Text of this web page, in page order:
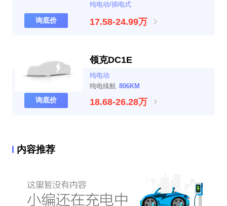
纯电动/插电式
17.58-24.99万
询底价
领克DC1E
纯电动
纯电续航 806KM
18.68-26.28万
询底价
内容推荐